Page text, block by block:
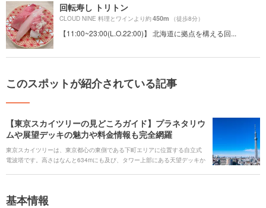
回転寿し トリトン
CLOUD NINE 料理とワインより約450m （徒歩8分）
【11:00~23:00(L.O.22:00)】 北海道に拠点を構える回...
このスポットが紹介されている記事
【東京スカイツリーの見どころガイド】プラネタリウ
ムや展望デッキの魅力や料金情報も完全網羅
東京スカイツリーは、東京都心の東側である下町エリアに位置する自立式
電波塔です。高さはなんと634mにも及び、タワー上部にある天望デッキか
の楽しみ方を徹底的にご紹介します！ ## 人気のキーワード [keyword_link:
基本情報